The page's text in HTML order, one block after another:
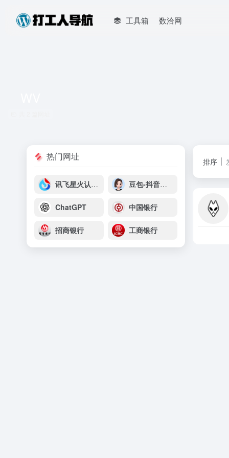
工具箱 数洽网
排序
热门网址
讯飞星火认知大模型 豆包-抖音云雀平台
ChatGPT 中国银行
招商银行 工商银行